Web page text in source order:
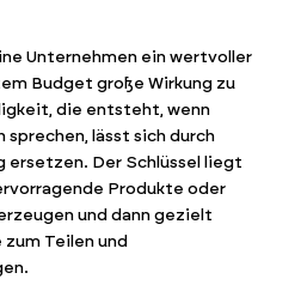
Unternehmen ein wertvoller
Budget große Wirkung zu
die entsteht, wenn
lässt sich durch
ersetzen. Der Schlüssel liegt
Produkte oder
und dann gezielt
zum Teilen und